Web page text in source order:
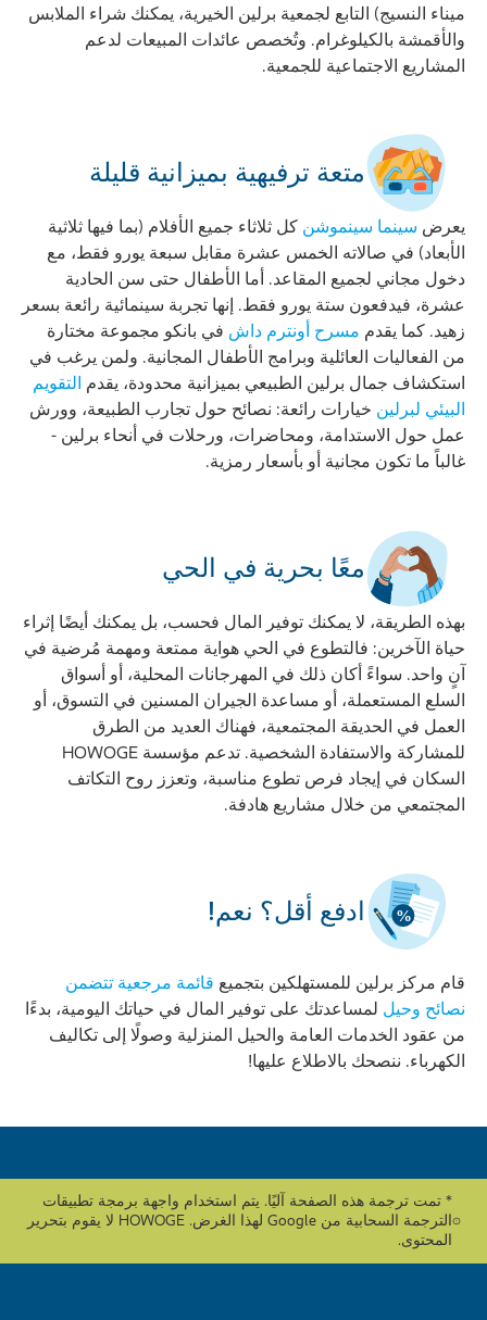
ميناء النسيج) التابع لجمعية برلين الخيرية، يمكنك شراء الملابس
والأقمشة بالكيلوغرام. وتُخصص عائدات المبيعات لدعم
المشاريع الاجتماعية للجمعية.
متعة ترفيهية بميزانية قليلة
يعرض سينما سينموشن كل ثلاثاء جميع الأفلام (بما فيها ثلاثية
الأبعاد) في صالاته الخمس عشرة مقابل سبعة يورو فقط، مع
دخول مجاني لجميع المقاعد. أما الأطفال حتى سن الحادية
عشرة، فيدفعون ستة يورو فقط. إنها تجربة سينمائية رائعة بسعر
زهيد. كما يقدم مسرح أونترم داش في بانكو مجموعة مختارة
من الفعاليات العائلية وبرامج الأطفال المجانية. ولمن يرغب في
استكشاف جمال برلين الطبيعي بميزانية محدودة، يقدم التقويم
البيئي لبرلين خيارات رائعة: نصائح حول تجارب الطبيعة، وورش
عمل حول الاستدامة، ومحاضرات، ورحلات في أنحاء برلين -
غالباً ما تكون مجانية أو بأسعار رمزية.
معًا بحرية في الحي
بهذه الطريقة، لا يمكنك توفير المال فحسب، بل يمكنك أيضًا إثراء
حياة الآخرين: فالتطوع في الحي هواية ممتعة ومهمة مُرضية في
آنٍ واحد. سواءً أكان ذلك في المهرجانات المحلية، أو أسواق
السلع المستعملة، أو مساعدة الجيران المسنين في التسوق، أو
العمل في الحديقة المجتمعية، فهناك العديد من الطرق
للمشاركة والاستفادة الشخصية. تدعم مؤسسة HOWOGE
السكان في إيجاد فرص تطوع مناسبة، وتعزز روح التكاتف
المجتمعي من خلال مشاريع هادفة.
ادفع أقل؟ نعم!
قام مركز برلين للمستهلكين بتجميع قائمة مرجعية تتضمن
نصائح وحيل لمساعدتك على توفير المال في حياتك اليومية، بدءًا
من عقود الخدمات العامة والحيل المنزلية وصولًا إلى تكاليف
الكهرباء. ننصحك بالاطلاع عليها!
* تمت ترجمة هذه الصفحة آليًا. يتم استخدام واجهة برمجة تطبيقات
الترجمة السحابية من Google لهذا الغرض. HOWOGE لا يقوم بتحرير
المحتوى.